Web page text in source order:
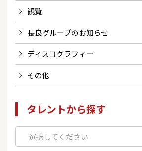
観覧
長良グループのお知らせ
ディスコグラフィー
その他
タレントから探す